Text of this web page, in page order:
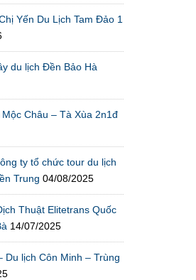
Yến Du Lịch Tam Đảo 1
du lịch Đền Bảo Hà
Châu – Tà Xùa 2n1đ
ty tổ chức tour du lịch
Trung 04/08/2025
Thuật Elitetrans Quốc
14/07/2025
Du lịch Côn Minh – Trùng